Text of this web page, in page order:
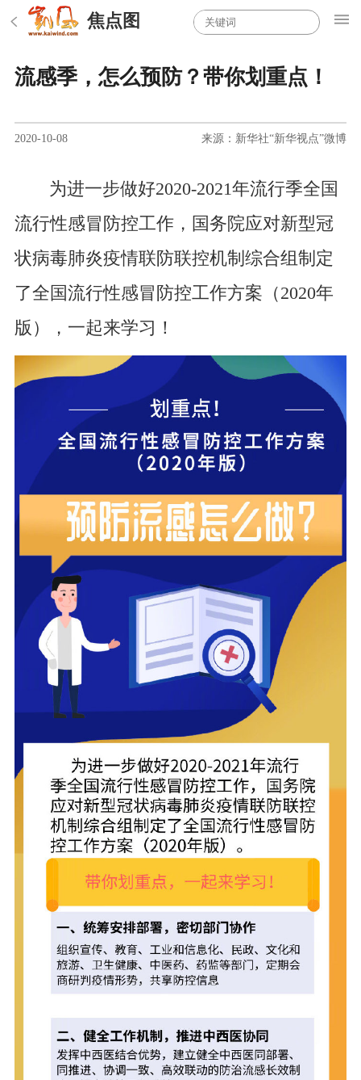
焦点图
流感季，怎么预防？带你划重点！
2020-10-08 来源：新华社“新华视点”微博
为进一步做好2020-2021年流行季全国
流行性感冒防控工作，国务院应对新型冠
状病毒肺炎疫情联防联控机制综合组制定
了全国流行性感冒防控工作方案（2020年
版），一起来学习！